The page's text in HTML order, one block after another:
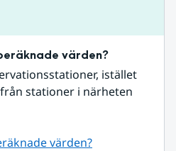
värden?
istället
stationer i närheten
värden?